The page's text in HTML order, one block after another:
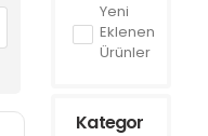
Yeni
Eklenen
Ürünler
Kategor